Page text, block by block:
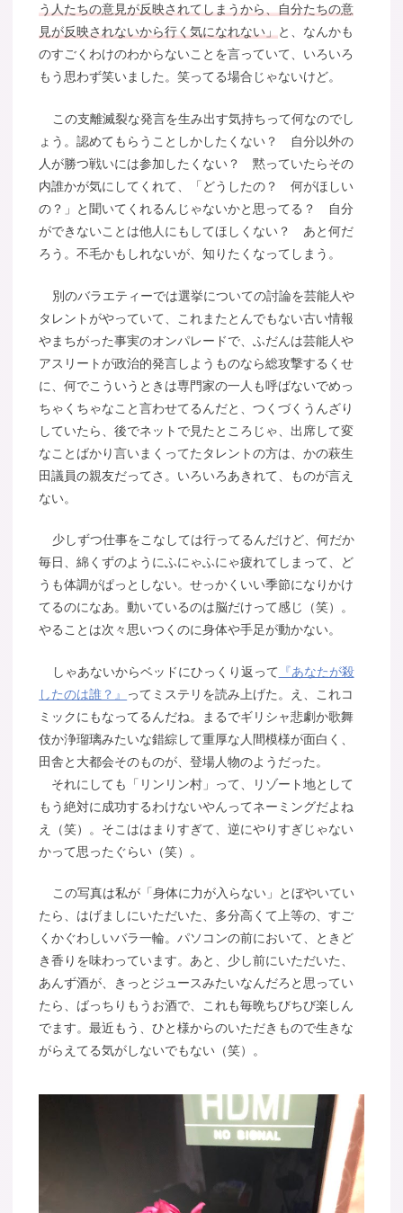
う人たちの意見が反映されてしまうから、自分たちの意
見が反映されないから行く気になれない」
と、なんかも
のすごくわけのわからないことを言っていて、いろいろ
もう思わず笑いました。笑ってる場合じゃないけど。
この支離滅裂な発言を生み出す気持ちって何なのでし
ょう。認めてもらうことしかしたくない？ 自分以外の
人が勝つ戦いには参加したくない？ 黙っていたらその
内誰かが気にしてくれて、「どうしたの？ 何がほしい
の？」と聞いてくれるんじゃないかと思ってる？ 自分
ができないことは他人にもしてほしくない？ あと何だ
ろう。不毛かもしれないが、知りたくなってしまう。
別のバラエティーでは選挙についての討論を芸能人や
タレントがやっていて、これまたとんでもない古い情報
やまちがった事実のオンパレードで、ふだんは芸能人や
アスリートが政治的発言しようものなら総攻撃するくせ
に、何でこういうときは専門家の一人も呼ばないでめっ
ちゃくちゃなこと言わせてるんだと、つくづくうんざり
していたら、後でネットで見たところじゃ、出席して変
なことばかり言いまくってたタレントの方は、かの萩生
田議員の親友だってさ。いろいろあきれて、ものが言え
ない。
少しずつ仕事をこなしては行ってるんだけど、何だか
毎日、綿くずのようにふにゃふにゃ疲れてしまって、ど
うも体調がぱっとしない。せっかくいい季節になりかけ
てるのになあ。動いているのは脳だけって感じ（笑）。
やることは次々思いつくのに身体や手足が動かない。
しゃあないからベッドにひっくり返って 『あなたが殺
したのは誰？』
ってミステリを読み上げた。え、これコ
ミックにもなってるんだね。まるでギリシャ悲劇か歌舞
伎か浄瑠璃みたいな錯綜して重厚な人間模様が面白く、
田舎と大都会そのものが、登場人物のようだった。
それにしても「リンリン村」って、リゾート地として
もう絶対に成功するわけないやんってネーミングだよね
え（笑）。そこははまりすぎて、逆にやりすぎじゃない
かって思ったぐらい（笑）。
この写真は私が「身体に力が入らない」とぼやいてい
たら、はげましにいただいた、多分高くて上等の、すご
くかぐわしいバラ一輪。パソコンの前において、ときど
き香りを味わっています。あと、少し前にいただいた、
あんず酒が、きっとジュースみたいなんだろと思ってい
たら、ばっちりもうお酒で、これも毎晩ちびちび楽しん
でます。最近もう、ひと様からのいただきもので生きな
がらえてる気がしないでもない（笑）。